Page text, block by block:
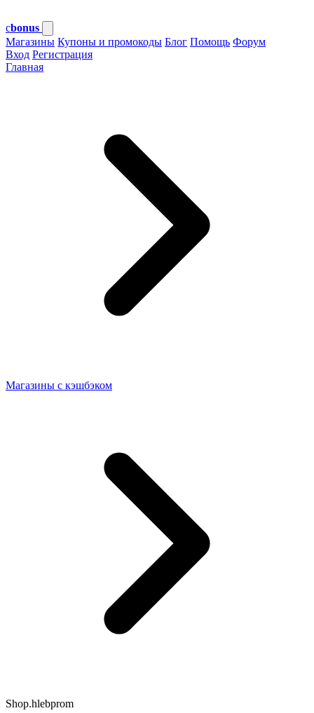
cbonus
Магазины Купоны и промокоды Блог Помощь Форум
Вход Регистрация
Главная
Магазины с кэшбэком
Shop.hlebprom